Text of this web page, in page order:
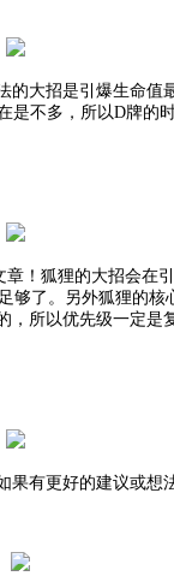
的大招是引爆生命值
不多，所以D牌的
！狐狸的大招会
了。另外狐狸的
所以优先级一定是
有更好的建议或想